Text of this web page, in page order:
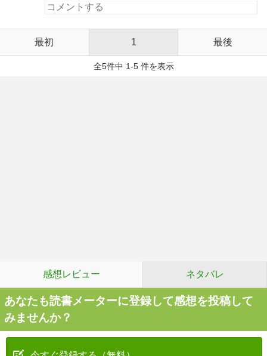
最初 1 最後
全5件中 1-5 件を表示
感想レビュー ネタバレ
あなたも読書メーターに登録して感想を投稿して
みませんか？